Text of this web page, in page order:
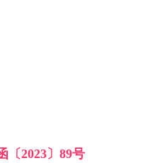
〔2023〕89号